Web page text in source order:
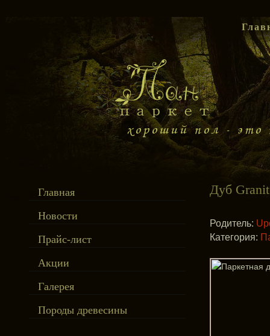
Главная
Новости
Прайс-лист
Акции
Галерея
Породы древесины
Дуб
Родитель:
Категория: